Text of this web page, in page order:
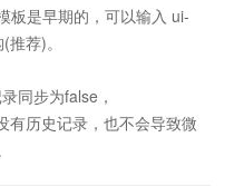
板是早期的，可以输入 ui-
荐)。
同步为false，
有历史记录，也不会导致微